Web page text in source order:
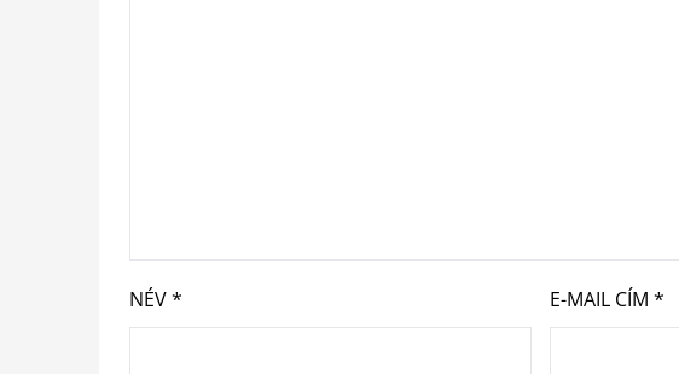
NÉV* E-MAIL CÍM *